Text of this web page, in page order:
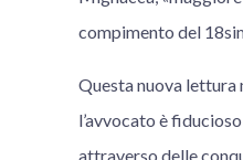
compimento del
Questa nuova
l’avvocato è
attraverso delle